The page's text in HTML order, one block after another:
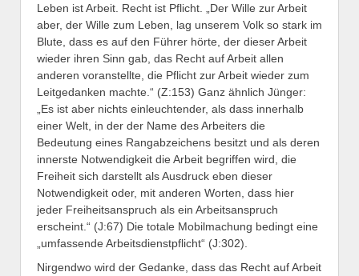
Leben ist Arbeit. Recht ist Pflicht. „Der Wille zur Arbeit
aber, der Wille zum Leben, lag unserem Volk so stark im
Blute, dass es auf den Führer hörte, der dieser Arbeit
wieder ihren Sinn gab, das Recht auf Arbeit allen
anderen voranstellte, die Pflicht zur Arbeit wieder zum
Leitgedanken machte.“ (Z:153) Ganz ähnlich Jünger:
„Es ist aber nichts einleuchtender, als dass innerhalb
einer Welt, in der der Name des Arbeiters die
Bedeutung eines Rangabzeichens besitzt und als deren
innerste Notwendigkeit die Arbeit begriffen wird, die
Freiheit sich darstellt als Ausdruck eben dieser
Notwendigkeit oder, mit anderen Worten, dass hier
jeder Freiheitsanspruch als ein Arbeitsanspruch
erscheint.“ (J:67) Die totale Mobilmachung bedingt eine
„umfassende Arbeitsdienstpflicht“ (J:302).
Nirgendwo wird der Gedanke, dass das Recht auf Arbeit